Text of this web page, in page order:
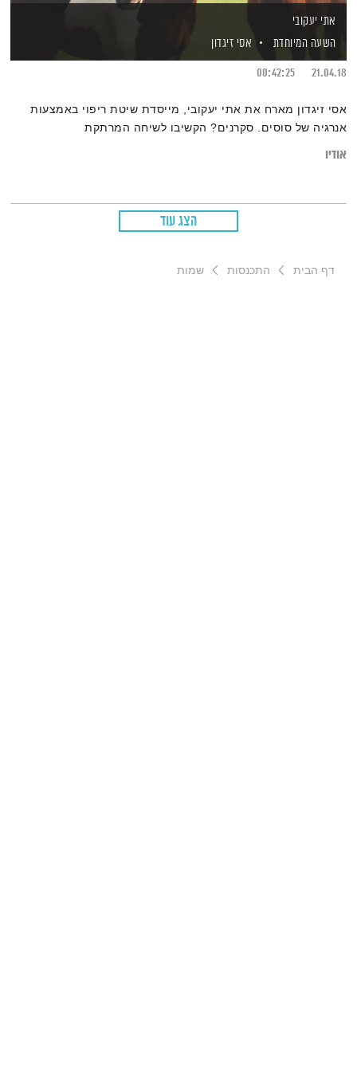
אתי יעקובי
השעה המיוחדת
אסי זיגדון
21.04.18
00:42:25
אסי זיגדון מארח את אתי יעקובי, מייסדת שיטת ריפוי באמצעות
אנרגיה של סוסים. סקרנים? הקשיבו לשיחה המרתקת
אודיו
הצג עוד
דף הבית התכנסות שמות